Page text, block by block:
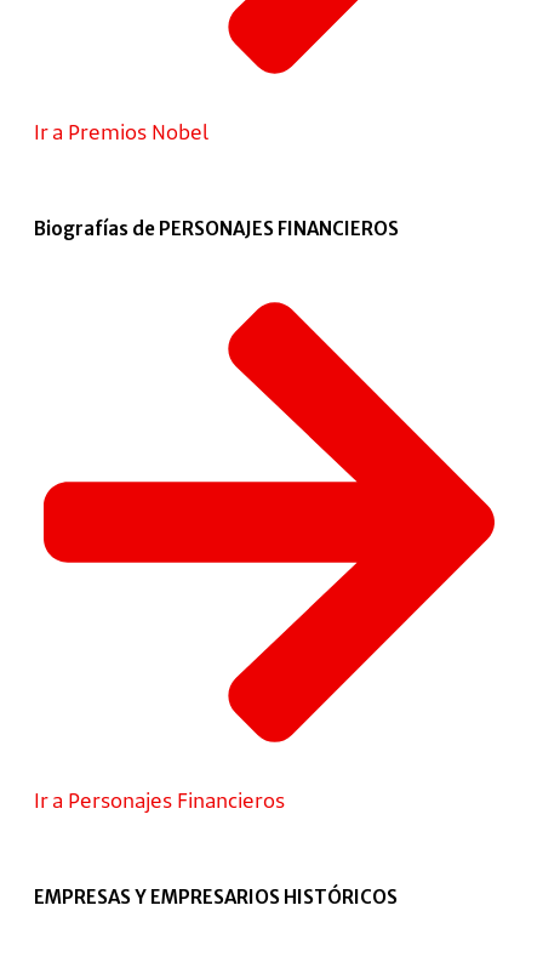
Ir a Premios Nobel
Biografías de PERSONAJES FINANCIEROS
Ir a Personajes Financieros
EMPRESAS Y EMPRESARIOS HISTÓRICOS